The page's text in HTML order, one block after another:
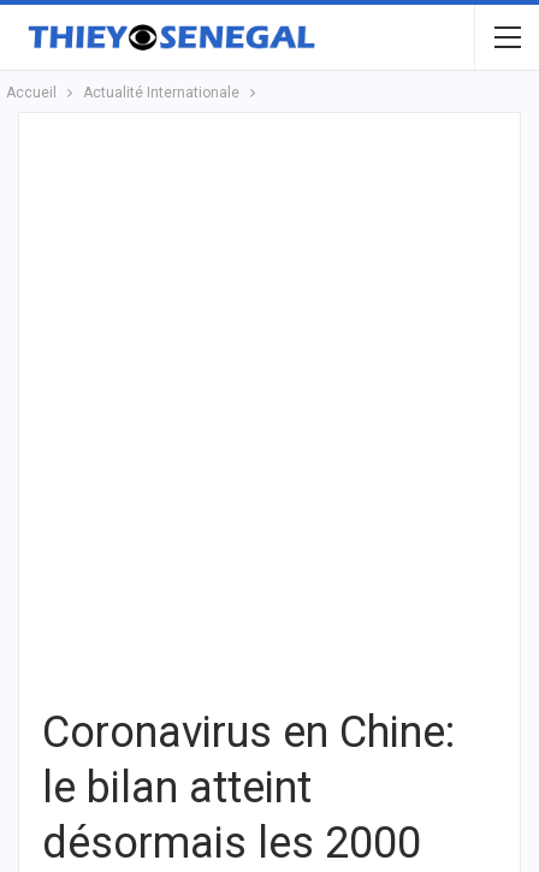
Accueil Actualité Internationale
Coronavirus en Chine:
le bilan atteint
désormais les 2000